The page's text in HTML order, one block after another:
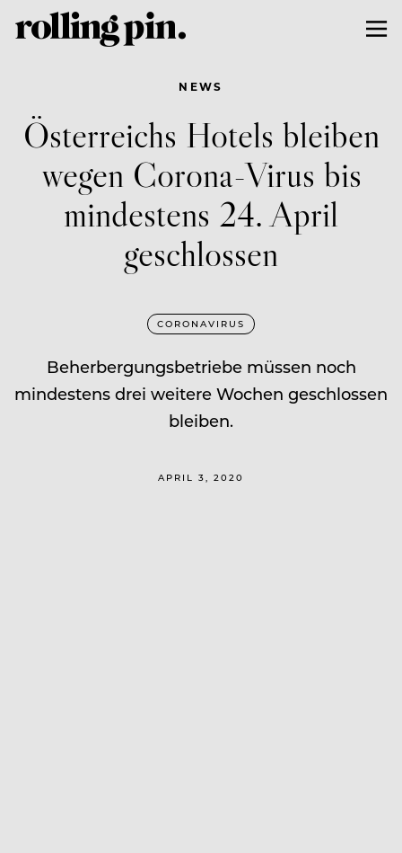
NEWS
Österreichs Hotels bleiben
wegen Corona-Virus bis
mindestens 24. April
geschlossen
CORONAVIRUS
Beherbergungsbetriebe müssen noch
mindestens drei weitere Wochen geschlossen
bleiben.
APRIL 3, 2020